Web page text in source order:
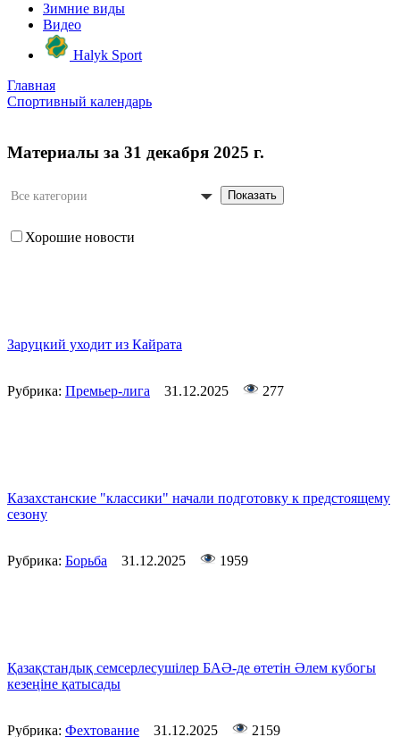
Зимние виды
Видео
Halyk Sport
Главная
Спортивный календарь
Материалы за 31 декабря 2025 г.
Все категории Показать
Хорошие новости
Заруцкий уходит из Кайрата
Рубрика: Премьер-лига 31.12.2025 277
Казахстанские "классики" начали подготовку к предстоящему
сезону
Рубрика: Борьба 31.12.2025 1959
Қазақстандық семсерлесушілер БАӘ-де өтетін Әлем кубогы
кезеңіне қатысады
Рубрика: Фехтование 31.12.2025 2159